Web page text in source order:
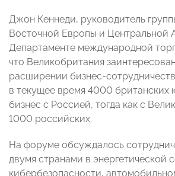
Джон Кеннеди, руководитель
Восточной Европы и Центральной
Департаменте международной
что Великобритания
расширении бизнес-
в текущее время 4000 британских
бизнес с Россией, тогда как с
1000 российских.
На форуме обсуждалось
двумя странами в энергетической
кибербезопасности,